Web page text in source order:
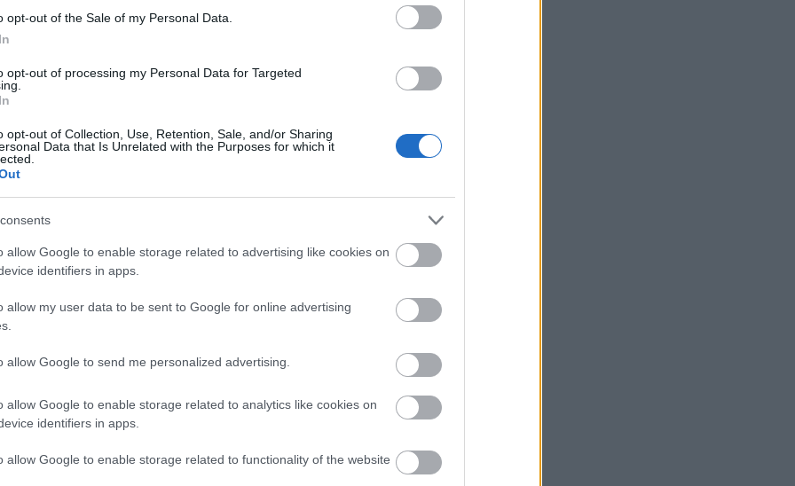
opt-out of the Sale of my Personal Data.
opt-out of processing my Personal Data for Targeted
opt-out of Collection, Use, Retention, Sale, and/or Sharing
Data that Is Unrelated with the Purposes for which it
allow Google to enable storage related to advertising like cookies on
identifiers in apps.
allow my user data to be sent to Google for online advertising
allow Google to send me personalized advertising.
allow Google to enable storage related to analytics like cookies on
identifiers in apps.
allow Google to enable storage related to functionality of the website
πέντε σταθμών του Προαστιακού
οποιοδήποτε εκ νέου άνοιγμα των
Στενών του Ορμούζ
επαγγελματίες ψαράδες ο αλιευτικός
τουρισμός
προσέκρουσε στη Σελήνη γίνεται
χρυσή ευκαιρία μελέτης για ειδικούς
09:22 Υπ. Μεταφορών: Οριστική λύση στο
ζήτημα των πινακίδων κυκλοφορίας
Τράπεζες: Στα 15 δισ. ευρώ ο στόχος
για νέα δάνεια το 2026
την ασφάλεια από τα drones μετά το
περιστατικό σε αεροδρόμιο
Καναδάς: Σε κατάσταση έκτακτης
ανάγκης κηρύχθηκε η επαρχία της
πυρκαγιών
εξαπλωθεί δηλώνει ο γιος του